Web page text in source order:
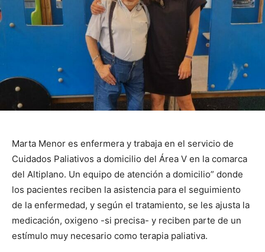
Marta Menor es enfermera y trabaja en el servicio de
Cuidados Paliativos a domicilio del Área V en la comarca
del Altiplano. Un equipo de atención a domicilio” donde
los pacientes reciben la asistencia para el seguimiento
de la enfermedad, y según el tratamiento, se les ajusta la
medicación, oxigeno -si precisa- y reciben parte de un
estímulo muy necesario como terapia paliativa.